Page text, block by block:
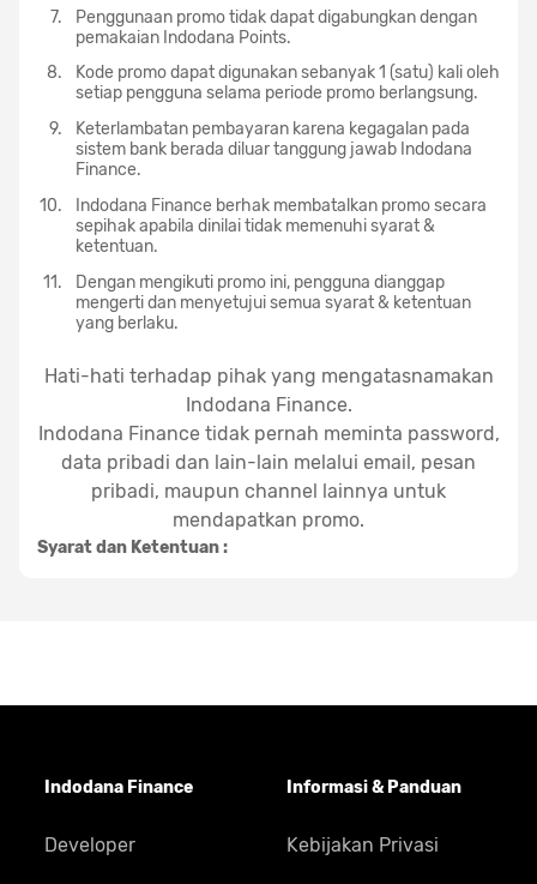
Penggunaan promo tidak dapat digabungkan dengan
pemakaian Indodana Points.
Kode promo dapat digunakan sebanyak 1 (satu) kali oleh
setiap pengguna selama periode promo berlangsung.
Keterlambatan pembayaran karena kegagalan pada
sistem bank berada diluar tanggung jawab Indodana
Finance.
Indodana Finance berhak membatalkan promo secara
sepihak apabila dinilai tidak memenuhi syarat &
ketentuan.
Dengan mengikuti promo ini, pengguna dianggap
mengerti dan menyetujui semua syarat & ketentuan
yang berlaku.
Hati-hati terhadap pihak yang mengatasnamakan
Indodana Finance.
Indodana Finance tidak pernah meminta password,
data pribadi dan lain-lain melalui email, pesan
pribadi, maupun channel lainnya untuk
mendapatkan promo.
Syarat dan Ketentuan :
Indodana Finance
Developer
Informasi & Panduan
Kebijakan Privasi